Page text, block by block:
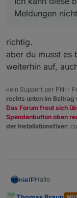
:~$ sudo
gnome-
Meldungen
richtig.
aber du musst es
weiterhin auf,
kein Support per PN! -
rechts unten im Beitrag
Das Forum freut sich
Spendenbutton oben
der Installationsfixer:
nieIPHallo